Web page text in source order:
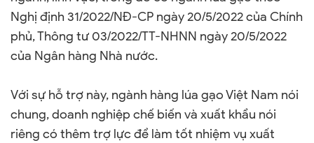
Nghị định 31/2022/NĐ-CP ngày 20/5/2022 của Chính
phủ, Thông tư 03/2022/TT-NHNN ngày 20/5/2022
của Ngân hàng Nhà nước.
Với sự hỗ trợ này, ngành hàng lúa gạo Việt Nam nói
chung, doanh nghiệp chế biến và xuất khẩu nói
riêng có thêm trợ lực để làm tốt nhiệm vụ xuất